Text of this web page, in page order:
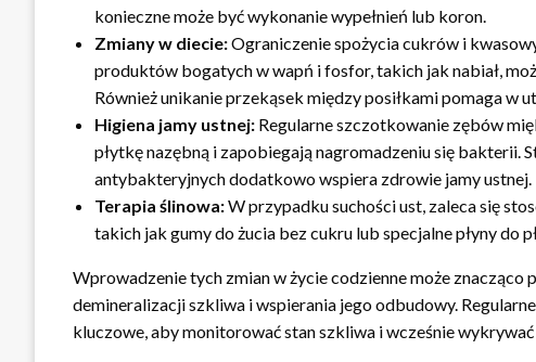
konieczne może być wykonanie wypełnień lub koron.
Zmiany w diecie:Ograniczenie spożycia cukrów i
produktów bogatych w wapń i fosfor, takich jak nabiał,
Również unikanie przekąsek między posiłkami pomaga w
Higiena jamy ustnej: Regularne szczotkowanie zębów
płytkę nazębną i zapobiegają nagromadzeniu się bakterii.
antybakteryjnych dodatkowo wspiera zdrowie jamy ustnej.
Terapia ślinowa:W przypadku suchości ust, zaleca się
takich jak gumy do żucia bez cukru lub specjalne płyny do
Wprowadzenie tych zmian w życie codzienne może znacząco
demineralizacji szkliwa i wspierania jego odbudowy.
kluczowe, aby monitorować stan szkliwa i wcześnie